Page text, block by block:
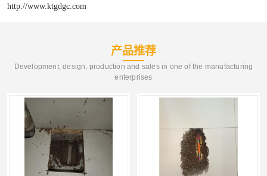
http://www.ktgdgc.com
产品推荐
Development, design, production and sales in one of the manufacturing
enterprises